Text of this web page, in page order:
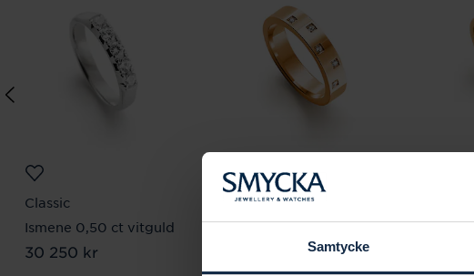
Samtycke
Classic
Ismene 0,50 ct vitguld
Pris:30 250 kr
30 250 kr
Classic
Mika 0,05 ct rödguld
26 990 kr